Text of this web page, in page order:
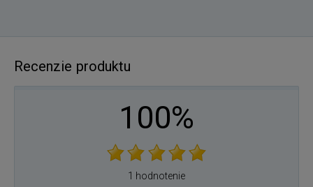
Recenzie produktu
100%
1 hodnotenie